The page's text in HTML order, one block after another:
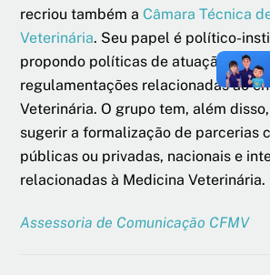
recriou também a Câmara Técnica
Veterinária. Seu papel é político-
propondo políticas de atuação
regulamentações relacionadas ao
Veterinária. O grupo tem, além
sugerir a formalização de parcerias
públicas ou privadas, nacionais e
relacionadas à Medicina Veterinária.
Assessoria de Comunicação CFMV